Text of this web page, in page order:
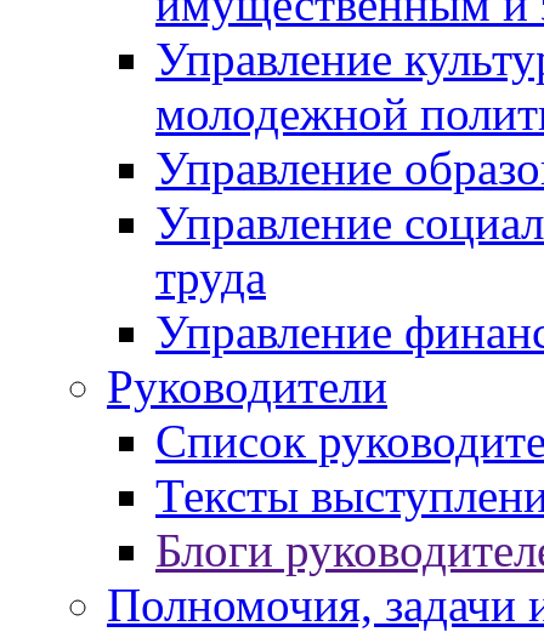
Управление
молодежной
Управление
Управление
труда
Управление
Руководители
Список
Тексты
Блоги
Полномочия, задачи